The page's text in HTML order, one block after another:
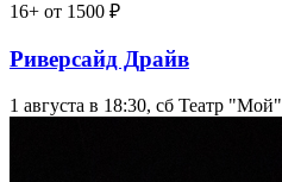
16+ от 1500 ₽
Риверсайд Драйв
1 августа в 18:30, сб Театр "Мой"